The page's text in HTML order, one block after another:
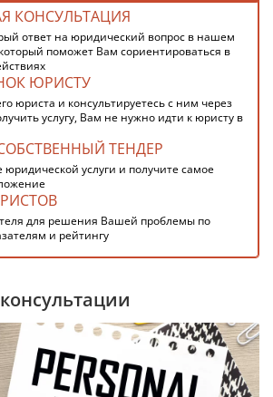
КОНСУЛЬТАЦИЯ
ответ на юридический вопрос в нашем
поможет Вам сориентироваться в
ЮРИСТУ
юриста и консультируетесь с ним через
услугу, Вам не нужно идти к юристу в
ТЕНДЕР
услуги и получите самое
для решения Вашей проблемы по
и рейтингу